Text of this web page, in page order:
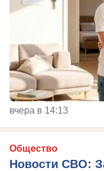
вчера в 14:13
Общество
Новости СВО: